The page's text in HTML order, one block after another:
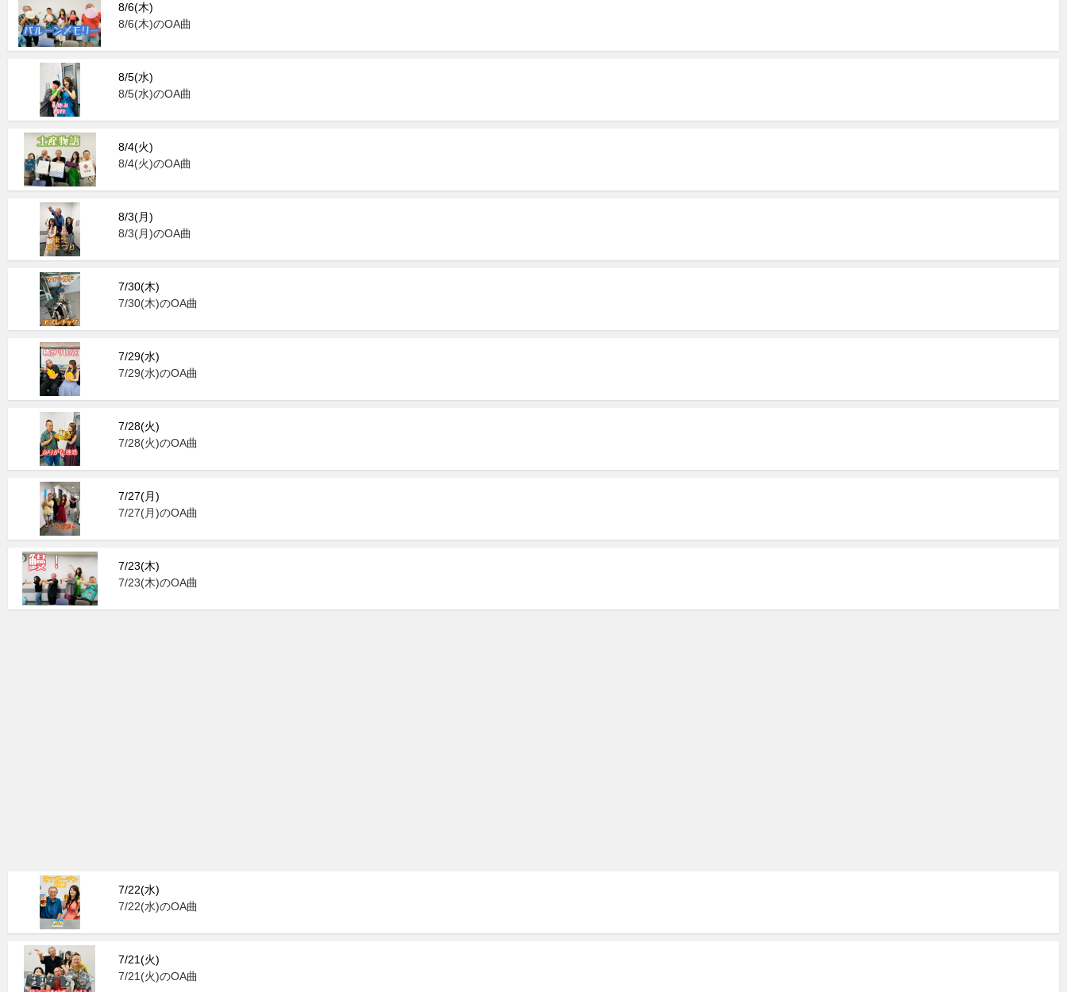
8/6(木)
8/6(木)のOA曲
8/5(水)
8/5(水)のOA曲
8/4(火)
8/4(火)のOA曲
8/3(月)
8/3(月)のOA曲
7/30(木)
7/30(木)のOA曲
7/29(水)
7/29(水)のOA曲
7/28(火)
7/28(火)のOA曲
7/27(月)
7/27(月)のOA曲
7/23(木)
7/23(木)のOA曲
7/22(水)
7/22(水)のOA曲
7/21(火)
7/21(火)のOA曲